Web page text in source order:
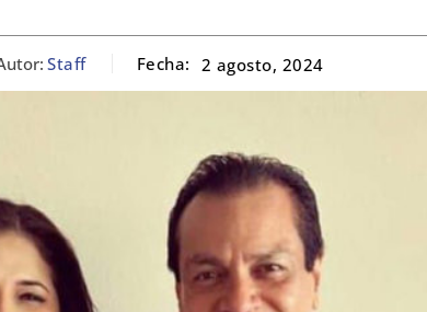
Staff Fecha: 2 agosto, 2024